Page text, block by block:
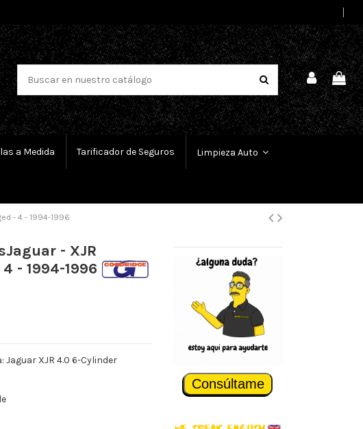
a Medida Tarificador de Seguros Limpieza Auto
- 4 - 1994-1996
- XJR
- 1994-1996
XJR 4.0 6-Cylinder
Consúltame